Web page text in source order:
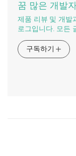
꿈 많은 개발
제품 리뷰 및 개발
로그입니다. 모든
구독하기